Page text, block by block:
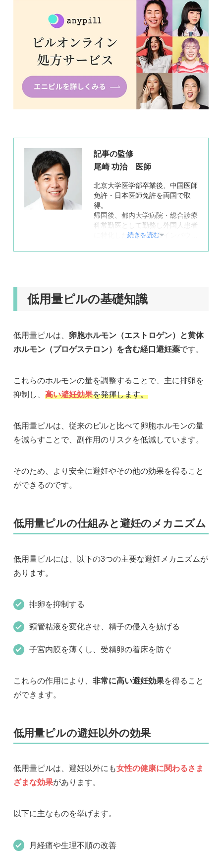
記事の監修
尾崎 功治 医師
北京大学医学部卒業後、中国医師
免許・日本医師免許を両国で取
得。
帰国後、都内大学病院・総合診療
科常勤医として勤務し外国人患者
に特化した診療・医療インバウン
ルテーション等、医療分野におけ
る事業展開のサポートに携わる。
学会所属
マーチクリニック
続きを読む
低用量ピルの基礎知識
低用量ピルは、 卵胞ホルモン（エストロゲン）と黄体
ホルモン（プロゲステロン）を含む経口避妊薬です。
これらのホルモンの量を調整することで、主に排卵を
抑制し、 高い避妊効果を発揮します。
低用量ピルは、従来のピルと比べて卵胞ホルモンの量
を減らすことで、副作用のリスクを低減しています。
そのため、より安全に避妊やその他の効果を得ること
ができるのです。
低用量ピルの仕組みと避妊のメカニズム
低用量ピルには、以下の3つの主要な避妊メカニズムが
あります。
排卵を抑制する
頸管粘液を変化させ、精子の侵入を妨げる
子宮内膜を薄くし、受精卵の着床を防ぐ
これらの作用により、 非常に高い避妊効果を得ること
ができます。
低用量ピルの避妊以外の効果
低用量ピルは、避妊以外にも女性の健康に関わるさま
ざまな効果があります。
以下に主なものを挙げます。
月経痛や生理不順の改善